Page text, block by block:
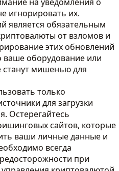
игнорировать их.
является обязательным
от взломов и
этих обновлений
ваше оборудование или
мишенью для
только
для загрузки
Остерегайтесь
сайтов, которые
ваши личные данные и
всегда
при